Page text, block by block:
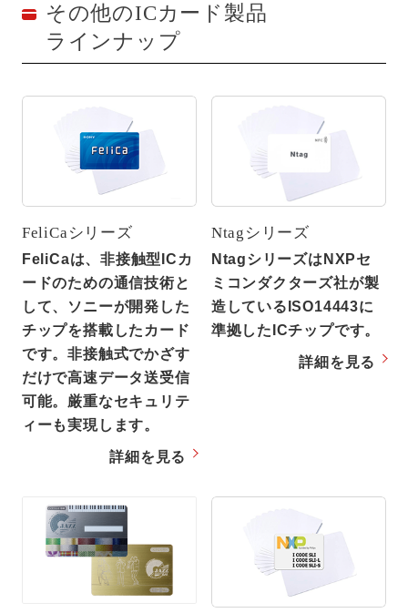
その他のICカード製品
ラインナップ
FeliCaシリーズ
FeliCaは、非接触型ICカ
ードのための通信技術と
して、ソニーが開発した
チップを搭載したカード
です。非接触式でかざす
だけで高速データ送受信
可能。厳重なセキュリテ
ィーも実現します。
詳細を見る
Ntagシリーズ
NtagシリーズはNXPセ
ミコンダクターズ社が製
造しているISO14443に
準拠したICチップです。
詳細を見る